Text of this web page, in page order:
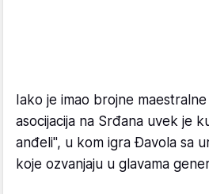
Iako je imao brojne
asocijacija na Srđana uvek je
anđeli", u kom igra Đavola sa
koje ozvanjaju u glavama